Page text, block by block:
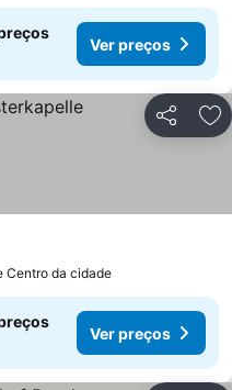
Ver preços
Partilhar
Centro da cidade
Ver preços